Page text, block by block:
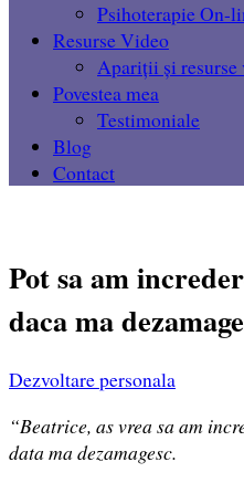
Psihoterapie On-
Resurse Video
Apariții și resurse
Povestea mea
Testimoniale
Blog
Contact
Pot sa am
daca ma
Dezvoltare personala
“Beatrice, as vrea sa am
data ma dezamagesc.